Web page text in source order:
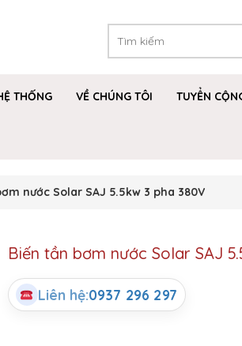
THỐNG VỀ CHÚNG TÔI TUYỂN
nước Solar SAJ 5.5kw 3 pha 380V
Biến tần bơm nước Solar SAJ
Liên hệ:0937 296 297